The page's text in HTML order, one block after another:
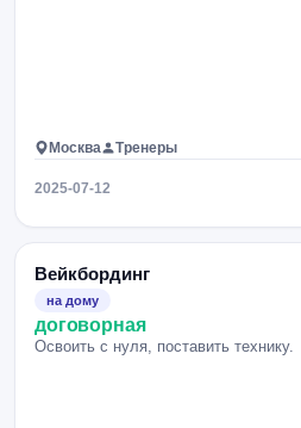
Москва Тренеры
2025-07-12
Вейкбординг
на дому
договорная
Освоить с нуля, поставить технику.